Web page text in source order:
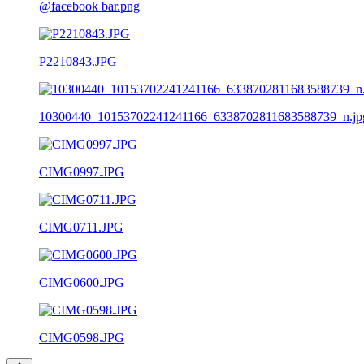
@facebook bar.png
P2210843.JPG
CIMG0997.JPG
CIMG0711.JPG
CIMG0600.JPG
CIMG0598.JPG